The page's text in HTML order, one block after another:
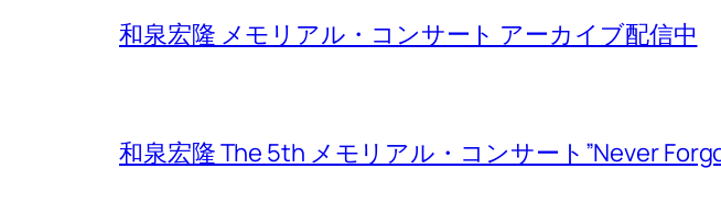
和泉宏隆 メモリアル・コンサート アーカイブ配信中
和泉宏隆 The 5th メモリアル・コンサート”Never